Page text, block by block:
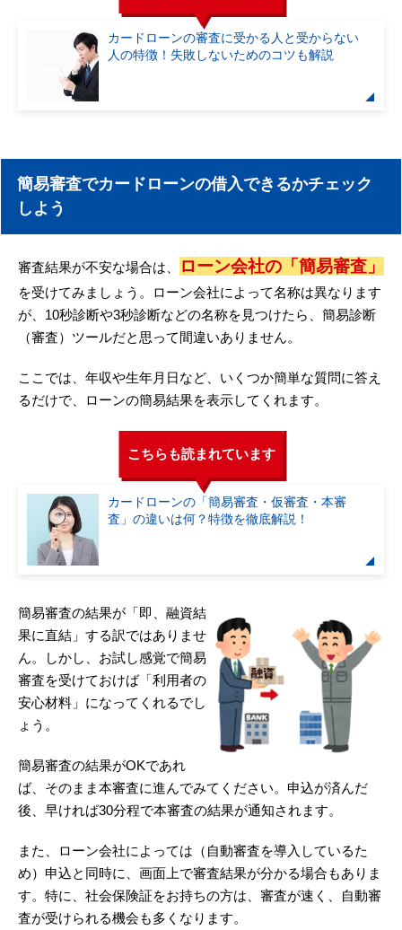
カードローンの審査に受かる人と受からない
人の特徴！失敗しないためのコツも解説
簡易審査でカードローンの借入できるかチェック
しよう
審査結果が不安な場合は、 ローン会社の「簡易審査」
を受けてみましょう。ローン会社によって名称は異なります
が、10秒診断や3秒診断などの名称を見つけたら、簡易診断
（審査）ツールだと思って間違いありません。
ここでは、年収や生年月日など、いくつか簡単な質問に答え
るだけで、ローンの簡易結果を表示してくれます。
こちらも読まれています
カードローンの「簡易審査・仮審査・本審
査」の違いは何？特徴を徹底解説！
簡易審査の結果が「即、融資結
果に直結」する訳ではありませ
ん。しかし、お試し感覚で簡易
審査を受けておけば「利用者の
安心材料」になってくれるでし
ょう。
簡易審査の結果がOKであれ
ば、そのまま本審査に進んでみてください。申込が済んだ
後、早ければ30分程で本審査の結果が通知されます。
また、ローン会社によっては（自動審査を導入しているた
め）申込と同時に、画面上で審査結果が分かる場合もありま
す。特に、社会保険証をお持ちの方は、審査が速く、自動審
査が受けられる機会も多くなります。